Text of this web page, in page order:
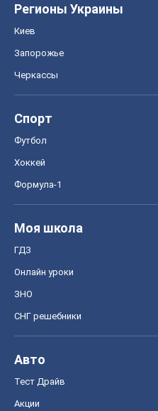
Регионы Украины
Киев
Запорожье
Черкассы
Спорт
Футбол
Хоккей
Формула-1
Моя школа
ГДЗ
Онлайн уроки
ЗНО
СНГ решебники
Авто
Тест Драйв
Акции